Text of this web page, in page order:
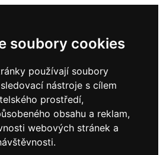
soubory cookies
používají soubory
nástroje s cílem
prostředí,
obsahu a reklam,
webových stránek a